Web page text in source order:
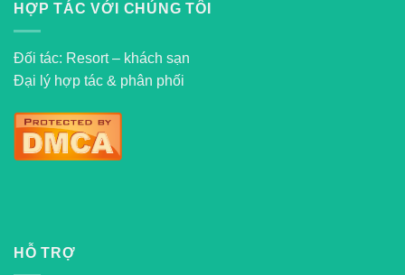
HỢP TÁC VỚI CHÚNG TÔI
Đối tác: Resort – khách sạn
Đại lý hợp tác & phân phối
HỖ TRỢ